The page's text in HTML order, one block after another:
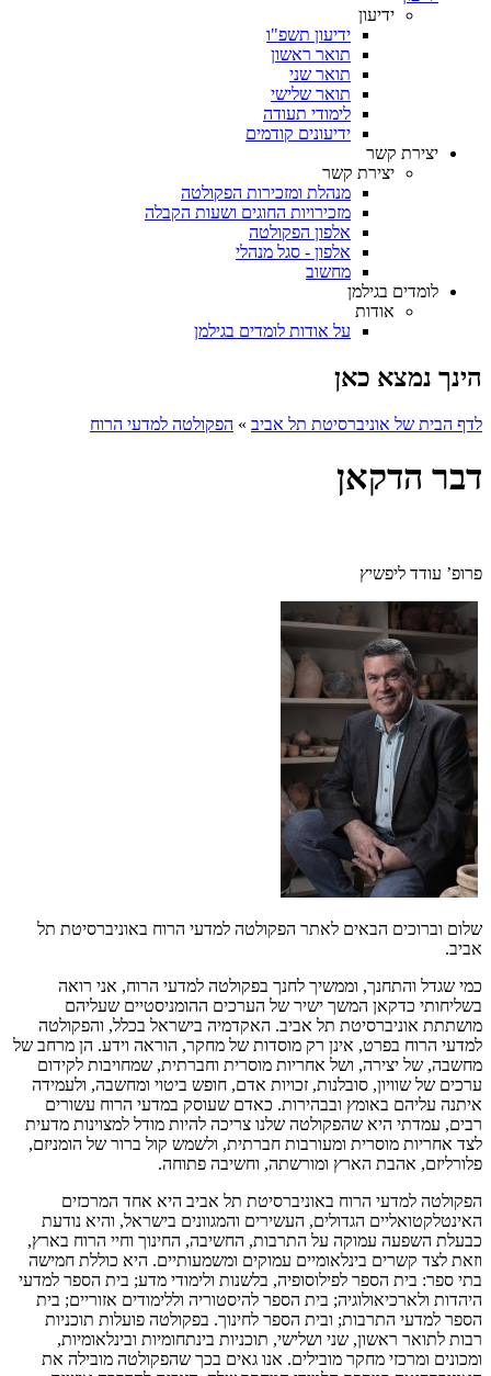
ידיעון
ידיעון תשפ"ו
תואר ראשון
תואר שני
תואר שלישי
לימודי תעודה
ידיעונים קודמים
יצירת קשר
יצירת קשר
מנהלת ומזכירות הפקולטה
מזכירויות החוגים ושעות הקבלה
אלפון הפקולטה
אלפון - סגל מנהלי
מחשוב
לומדים בגילמן
אודות
על אודות לומדים בגילמן
הינך נמצא כאן
לדף הבית של אוניברסיטת תל אביב » הפקולטה למדעי הרוח
דבר הדקאן
פרופ’ עודד ליפשיץ
שלום וברוכים הבאים לאתר הפקולטה למדעי הרוח באוניברסיטת תל
אביב.
כמי שגדל והתחנך, וממשיך לחנך בפקולטה למדעי הרוח, אני רואה
בשליחותי כדקאן המשך ישיר של הערכים ההומניסטיים שעליהם
מושתתת אוניברסיטת תל אביב. האקדמיה בישראל בכלל, והפקולטה
למדעי הרוח בפרט, אינן רק מוסדות של מחקר, הוראה וידע. הן מרחב של
מחשבה, של יצירה, ושל אחריות מוסרית וחברתית, שמחויבות לקידום
ערכים של שוויון, סובלנות, זכויות אדם, חופש ביטוי ומחשבה, ולעמידה
איתנה עליהם באומץ ובבהירות. כאדם שעוסק במדעי הרוח עשורים
רבים, עמדתי היא שהפקולטה שלנו צריכה להיות מודל למצוינות מדעית
לצד אחריות מוסרית ומעורבות חברתית, ולשמש קול ברור של הומניזם,
פלורליזם, אהבת הארץ ומורשתה, וחשיבה פתוחה.
הפקולטה למדעי הרוח באוניברסיטת תל אביב היא אחד המרכזים
האינטלקטואליים הגדולים, העשירים והמגוונים בישראל, והיא נודעת
כבעלת השפעה עמוקה על התרבות, החשיבה, החינוך וחיי הרוח בארץ,
וזאת לצד קשרים בינלאומיים עמוקים ומשמעותיים. היא כוללת חמישה
בתי ספר: בית הספר לפילוסופיה, בלשנות ולימודי מדע; בית הספר למדעי
היהדות ולארכיאולוגיה; בית הספר להיסטוריה וללימודים אזוריים; בית
הספר למדעי התרבות; ובית הספר לחינוך. בפקולטה פועלות תוכניות
רבות לתואר ראשון, שני ושלישי, תוכניות בינתחומיות ובינלאומיות,
ומכונים ומרכזי מחקר מובילים. אנו גאים בכך שהפקולטה מובילה את